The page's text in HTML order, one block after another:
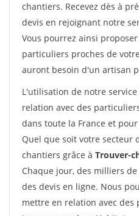
chantiers. Recevez dès à
devis en rejoignant notre
Vous pourrez ainsi
particuliers proches de
auront besoin d'un artisan
L'utilisation de notre
relation avec des
dans toute la France et
Quel que soit votre secteur
chantiers grâce à Trouver-
Chaque jour, des milliers
des devis en ligne. Nous
mettre en relation avec